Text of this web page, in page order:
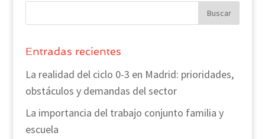
Entradas recientes
La realidad del ciclo 0-3 en Madrid: prioridades,
obstáculos y demandas del sector
La importancia del trabajo conjunto familia y
escuela